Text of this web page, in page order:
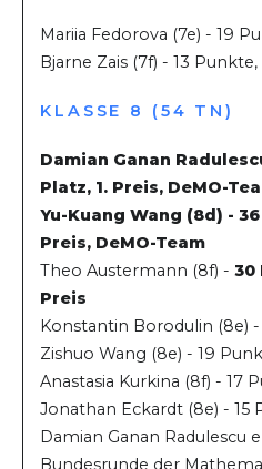
Mariia Fedorova (7e) - 19
Bjarne Zais (7f) - 13
KLASSE 8 (54 TN)
Damian Ganan
Platz, 1. Preis, DeMO-
Yu-Kuang Wang (8d) -
Preis, DeMO-Team
Theo Austermann (8f) - 30
Preis
Konstantin Borodulin (8e)
Zishuo Wang (8e) - 19
Anastasia Kurkina (8f) - 17
Jonathan Eckardt (8e) - 15
Damian Ganan Radulescu
Bundesrunde der